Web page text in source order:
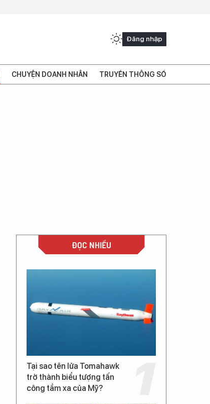
Đăng nhập
CHUYỆN DOANH NHÂN TRUYỀN THÔNG SỐ
ĐỌC NHIỀU
Tại sao tên lửa Tomahawk
trở thành biểu tượng tấn
công tầm xa của Mỹ?